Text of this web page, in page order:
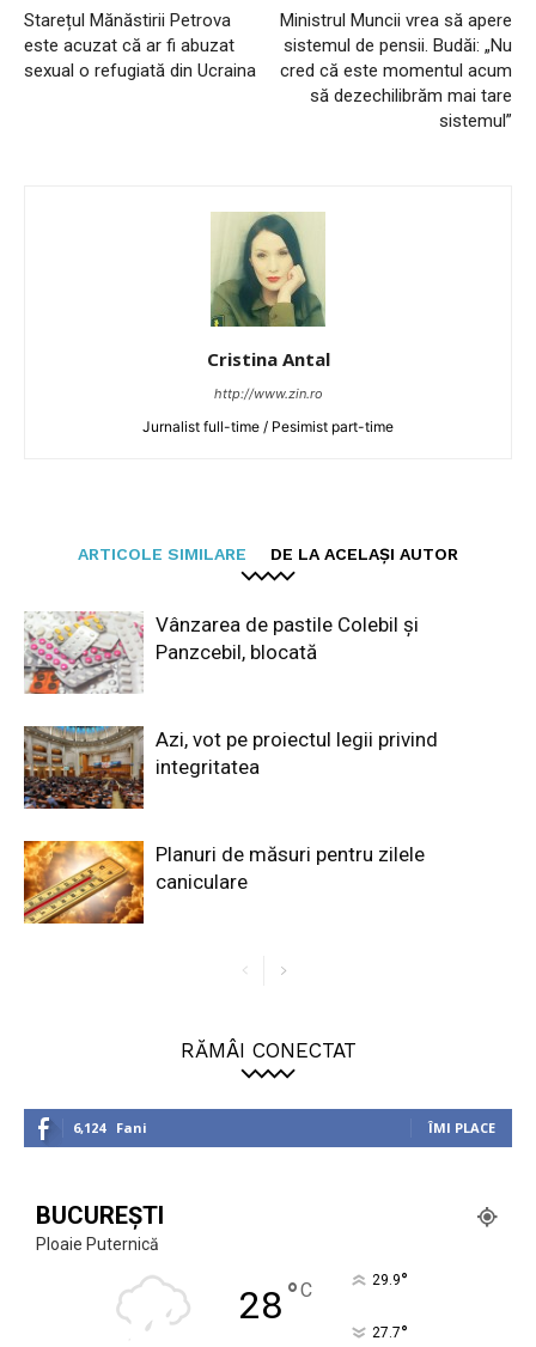
Starețul Mănăstirii Petrova
este acuzat că ar fi abuzat
sexual o refugiată din Ucraina
Ministrul Muncii vrea să apere
sistemul de pensii. Budăi: „Nu
cred că este momentul acum
să dezechilibrăm mai tare
sistemul”
Cristina Antal
http://www.zin.ro
Jurnalist full-time / Pesimist part-time
ARTICOLE SIMILARE DE LA ACELAȘI AUTOR
Vânzarea de pastile Colebil și
Panzcebil, blocată
Azi, vot pe proiectul legii privind
integritatea
Planuri de măsuri pentru zilele
caniculare
RĂMÂI CONECTAT
6,124 Fani ÎMI PLACE
BUCUREȘTI
Ploaie Puternică
28°C 29.9°
27.7°